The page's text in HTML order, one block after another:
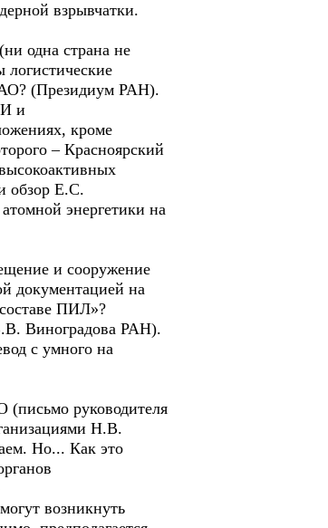
взрывчатки.
одна страна не
(Президиум РАН).
и
кроме
– Красноярский
обзор Е.С.
энергетики на
и сооружение
документацией на
ПИЛ»?
Виноградова РАН).
с умного на
(письмо руководителя
Н.В.
Но... Как это
возникнуть